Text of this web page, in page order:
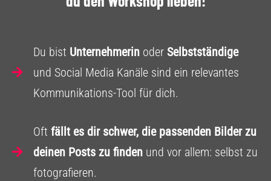
Du bist Unternehmerin oder Selbstständige
und Social Media Kanäle sind ein relevantes
Kommunikations-Tool für dich.
Oft fällt es dir schwer, die passenden Bilder zu
deinen Posts zu finden und vor allem: selbst zu
fotografieren.